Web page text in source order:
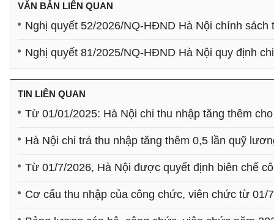
VĂN BẢN LIÊN QUAN
Nghị quyết 52/2026/NQ-HĐND Hà Nội chính
Nghị quyết 81/2025/NQ-HĐND Hà Nội quy định
TIN LIÊN QUAN
Từ 01/01/2025: Hà Nội chi thu nhập tăng thêm
Hà Nội chi trả thu nhập tăng thêm 0,5 lần quỹ
Từ 01/7/2026, Hà Nội được quyết định biên chế
Cơ cấu thu nhập của công chức, viên chức từ 01/